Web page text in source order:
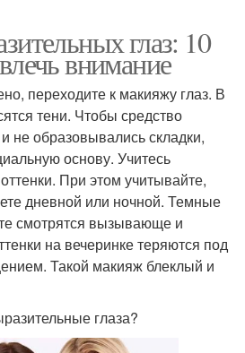
глаз: 10
внимание
переходите к макияжу глаз. В
тени. Чтобы средство
не образовывались складки,
основу. Учитесь
При этом учитывайте,
дневной или ночной. Темные
смотрятся вызывающе и
на вечеринке теряются под
Такой макияж блеклый и
глаза?